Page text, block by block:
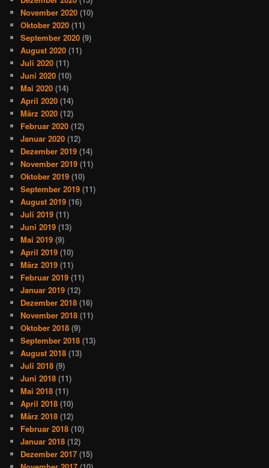
November 2020 (10)
Oktober 2020 (11)
September 2020 (9)
August 2020 (11)
Juli 2020 (11)
Juni 2020 (10)
Mai 2020 (14)
April 2020 (14)
März 2020 (12)
Februar 2020 (12)
Januar 2020 (12)
Dezember 2019 (14)
November 2019 (11)
Oktober 2019 (10)
September 2019 (11)
August 2019 (16)
Juli 2019 (11)
Juni 2019 (13)
Mai 2019 (9)
April 2019 (10)
März 2019 (11)
Februar 2019 (11)
Januar 2019 (12)
Dezember 2018 (16)
November 2018 (11)
Oktober 2018 (9)
September 2018 (13)
August 2018 (13)
Juli 2018 (9)
Juni 2018 (11)
Mai 2018 (11)
April 2018 (10)
März 2018 (12)
Februar 2018 (10)
Januar 2018 (12)
Dezember 2017 (15)